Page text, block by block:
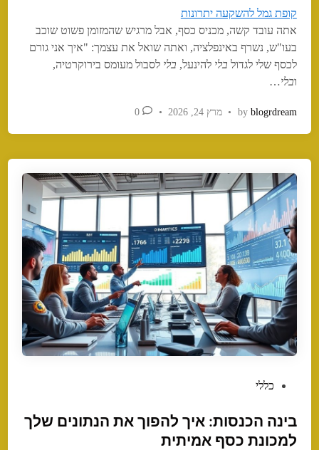
i
n
קופת גמל להשקעה יתרונות
אתה עובד קשה, מכניס כסף, אבל מרגיש שהמזומן פשוט שוכב
בעו"ש, נשרף באינפלציה, ואתה שואל את עצמך: "איך אני גורם
לכסף שלי לגדול בלי להינעל, בלי לסבול מעומס בירוקרטיה,
ובלי…
by blogrdream
• מרץ 24, 2026 •
0
s
t
כללי
בינה הכנסות: איך להפוך את הנתונים שלך
למכונת כסף אמיתית